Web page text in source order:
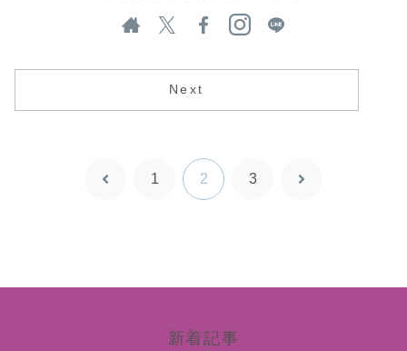
Next
前
1 2 3
次
新着記事